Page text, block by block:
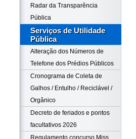
Radar da Transparência
Pública
Serviços de Utilidade
Pública
Alteração dos Números de
Telefone dos Prédios Públicos
Cronograma de Coleta de
Galhos / Entulho / Reciclável /
Orgânico
Decreto de feriados e pontos
facultativos 2026
Regulamento concurso Miss